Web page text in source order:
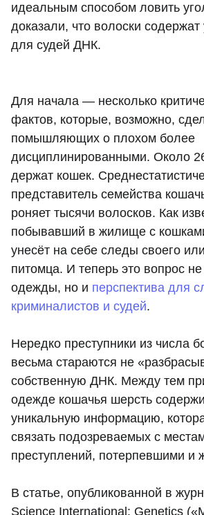
идеальным способом ловить
доказали, что волоски
для судей ДНК.
Для начала — несколько
фактов, которые, возможно,
помышляющих о плохом более
дисциплинированными. Около
держат кошек.
представитель семейства
роняет тысячи волосков. Как
побывавший в жилище с
унесёт на себе следы своего
питомца. И теперь это вопрос не
одежды, но и перспектива для
криминалистов и судей.
Нередко преступники из числа
весьма стараются не
собственную ДНК. Между тем
одежде кошачья шерсть
уникальную информацию,
связать подозреваемых с
преступлений, потерпевшими и
В статье, опубликованной в
Science International: Genetics